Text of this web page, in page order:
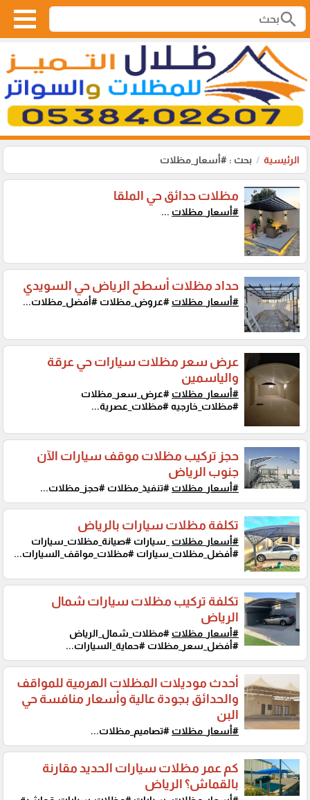
search
الرئيسية بحث : #أسعار_مظلات
مظلات حدائق حي الملقا
#أسعار_مظلات ...
حداد مظلات أسطح الرياض حي السويدي
#أسعار_مظلات #عروض_مظلات #أفضل_مظلات...
عرض سعر مظلات سيارات حي عرقة
والياسمين
#أسعار_مظلات #عرض_سعر_مظلات
#مظلات_خارجيه #مظلات_عصرية...
حجز تركيب مظلات موقف سيارات الآن
جنوب الرياض
#أسعار_مظلات #تنفيذ_مظلات #حجز_مظلات...
تكلفة مظلات سيارات بالرياض
#أسعار_مظلات _سيارات #صيانة_مظلات_سيارات
#أفضل_مظلات_سيارات #مظلات_مواقف_السيارات...
تكلفة تركيب مظلات سيارات شمال
الرياض
#أسعار_مظلات #مظلات_شمال_الرياض
#أفضل_سعر_مظلات #حماية_السيارات...
أحدث موديلات المظلات الهرمية للمواقف
والحدائق بجودة عالية وأسعار منافسة حي
البن
#أسعار_مظلات #تصاميم_مظلات...
كم عمر مظلات سيارات الحديد مقارنة
بالقماش؟ الرياض